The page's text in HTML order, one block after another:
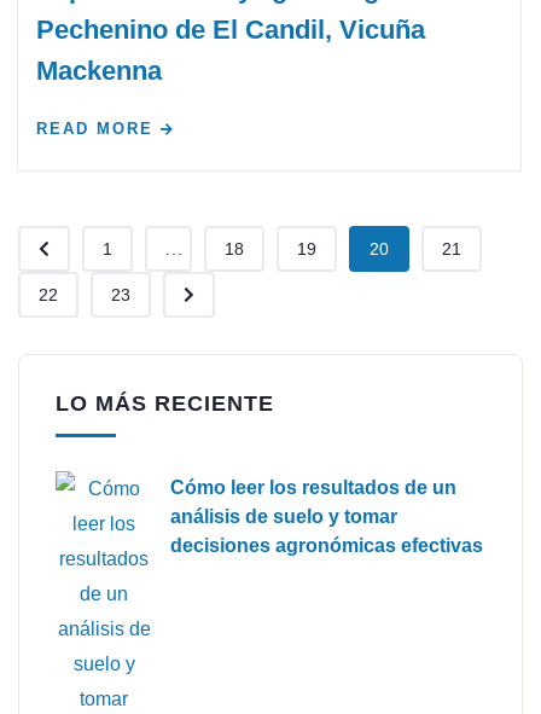
Pechenino de El Candil, Vicuña
Mackenna
READ MORE
1 18 19 20 21
22 23
LO MÁS RECIENTE
Cómo leer los resultados de un
análisis de suelo y tomar
decisiones agronómicas efectivas